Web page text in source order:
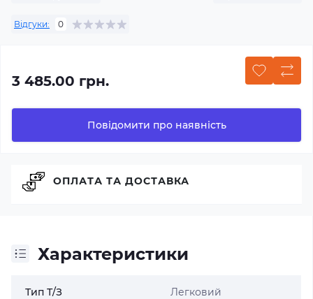
Відгуки: 0
3 485.00 грн.
Повідомити про наявність
Характеристики
Тип Т/З Легковий
ОПЛАТА ТА ДОСТАВКА